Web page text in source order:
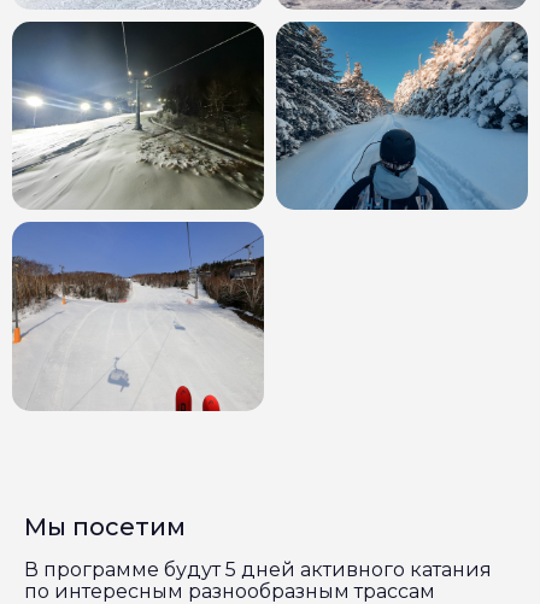
Мы посетим
В программе будут 5 дней активного катания
по интересным разнообразным трассам